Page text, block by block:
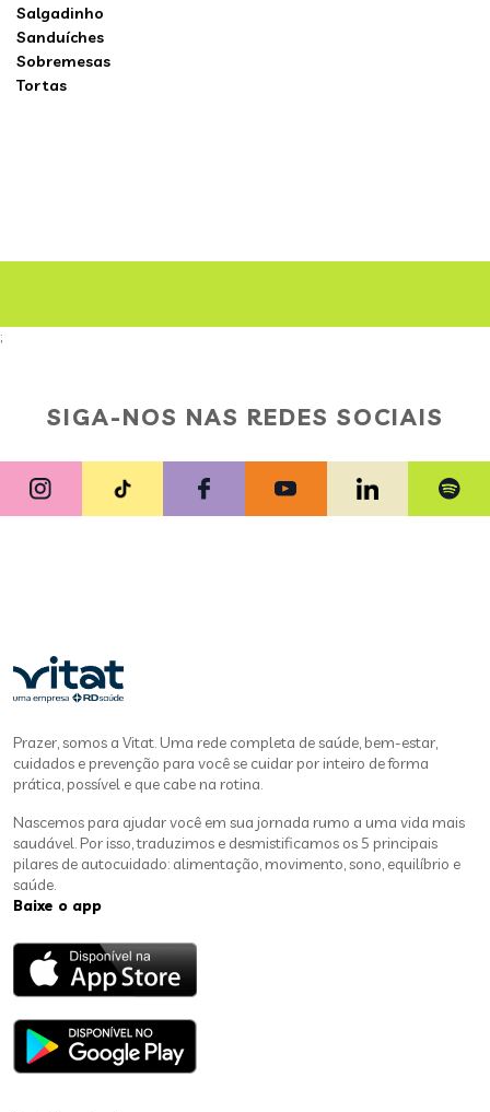
Salgadinho
Sanduíches
Sobremesas
Tortas
;
SIGA-NOS NAS REDES SOCIAIS
Prazer, somos a Vitat. Uma rede completa de saúde, bem-estar,
cuidados e prevenção para você se cuidar por inteiro de forma
prática, possível e que cabe na rotina.
Nascemos para ajudar você em sua jornada rumo a uma vida mais
saudável. Por isso, traduzimos e desmistificamos os 5 principais
pilares de autocuidado: alimentação, movimento, sono, equilíbrio e
saúde.
Baixe o app